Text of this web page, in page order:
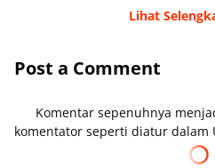
Lihat
Post a Comment
Komentar sepenuhnya
komentator seperti diatur dalam